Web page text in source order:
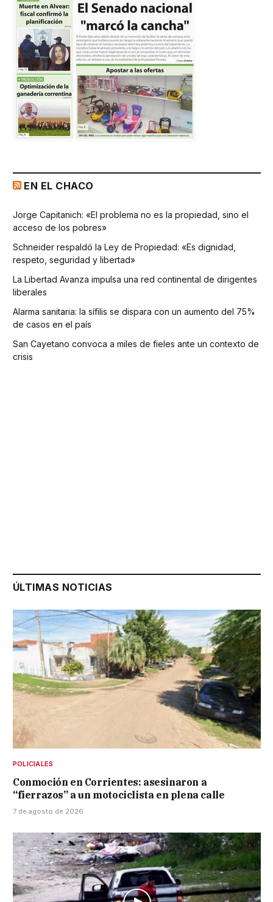
EN EL CHACO
Jorge Capitanich: «El problema no es la propiedad, sino el
acceso de los pobres»
Schneider respaldó la Ley de Propiedad: «Es dignidad,
respeto, seguridad y libertad»
La Libertad Avanza impulsa una red continental de dirigentes
liberales
Alarma sanitaria: la sífilis se dispara con un aumento del 75%
de casos en el país
San Cayetano convoca a miles de fieles ante un contexto de
crisis
ÚLTIMAS NOTICIAS
POLICIALES
Conmoción en Corrientes: asesinaron a
“fierrazos” a un motociclista en plena calle
7 de agosto de 2026